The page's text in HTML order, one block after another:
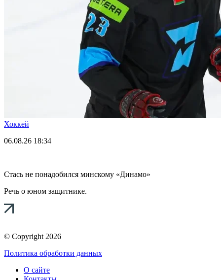
Хоккей
06.08.26 18:34
Стась не понадобился минскому «Динамо»
Речь о юном защитнике.
© Copyright 2026
Политика обработки данных
О сайте